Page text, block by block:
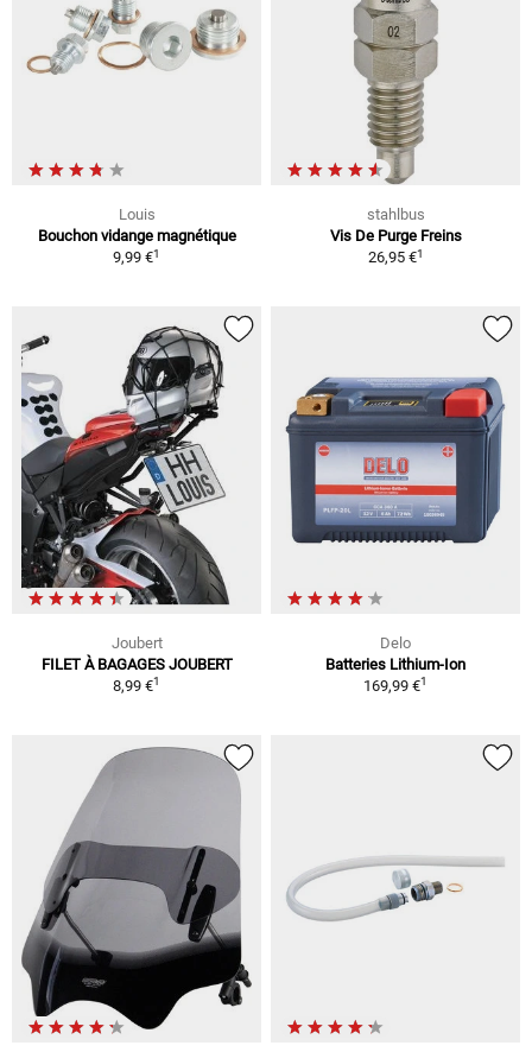
Louis
Bouchon vidange magnétique
9,99 €1
stahlbus
Vis De Purge Freins
26,95 €1
Joubert
FILET À BAGAGES JOUBERT
8,99 €1
Delo
Batteries Lithium-Ion
169,99 €1